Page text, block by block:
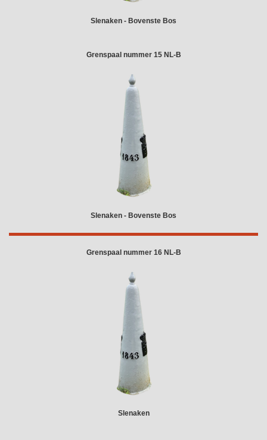
Slenaken - Bovenste Bos
Grenspaal nummer 15 NL-B
Slenaken - Bovenste Bos
Grenspaal nummer 16 NL-B
Slenaken